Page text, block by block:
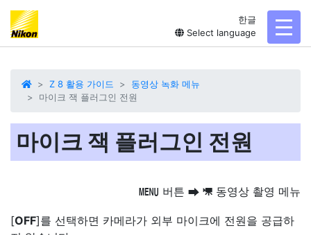
한글
Select language
Z 8 활용 가이드
동영상 녹화 메뉴
마이크 잭 플러그인 전원
마이크 잭 플러그인 전원
G 버튼 U 1 동영상 촬영 메뉴
[OFF]를 선택하면 카메라가 외부 마이크에 전원을 공급하